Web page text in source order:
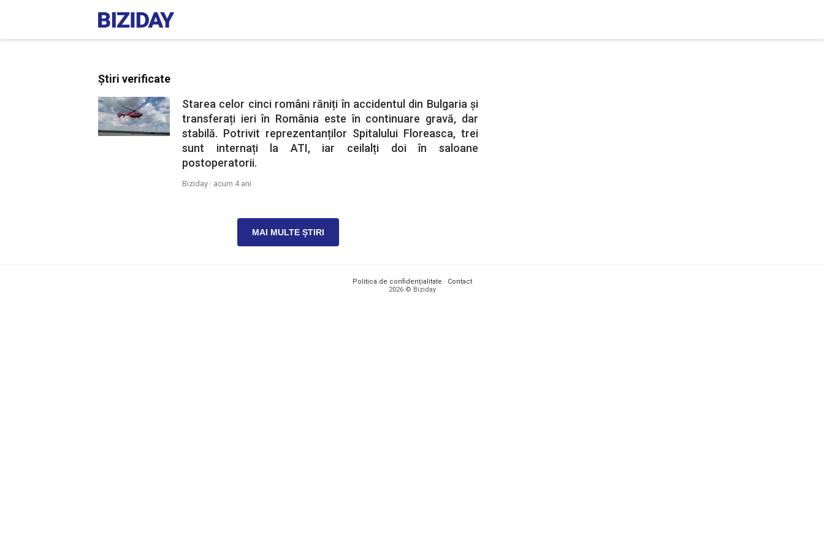
Știri verificate
Starea celor cinci români răniți în accidentul din Bulgaria și
transferați ieri în România este în continuare gravă, dar
stabilă. Potrivit reprezentanților Spitalului Floreasca, trei
sunt internați la ATI, iar ceilalți doi în saloane
postoperatorii.
Biziday · acum 4 ani
MAI MULTE ȘTIRI
Politica de confidențialitate · Contact
2026 © Biziday